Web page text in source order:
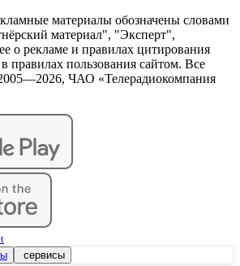
материалы обозначены словами
материал", "Эксперт",
о рекламе и правилах цитирования
правилах пользования сайтом. Все
2026, ЧАО «Телерадиокомпания
сервисы